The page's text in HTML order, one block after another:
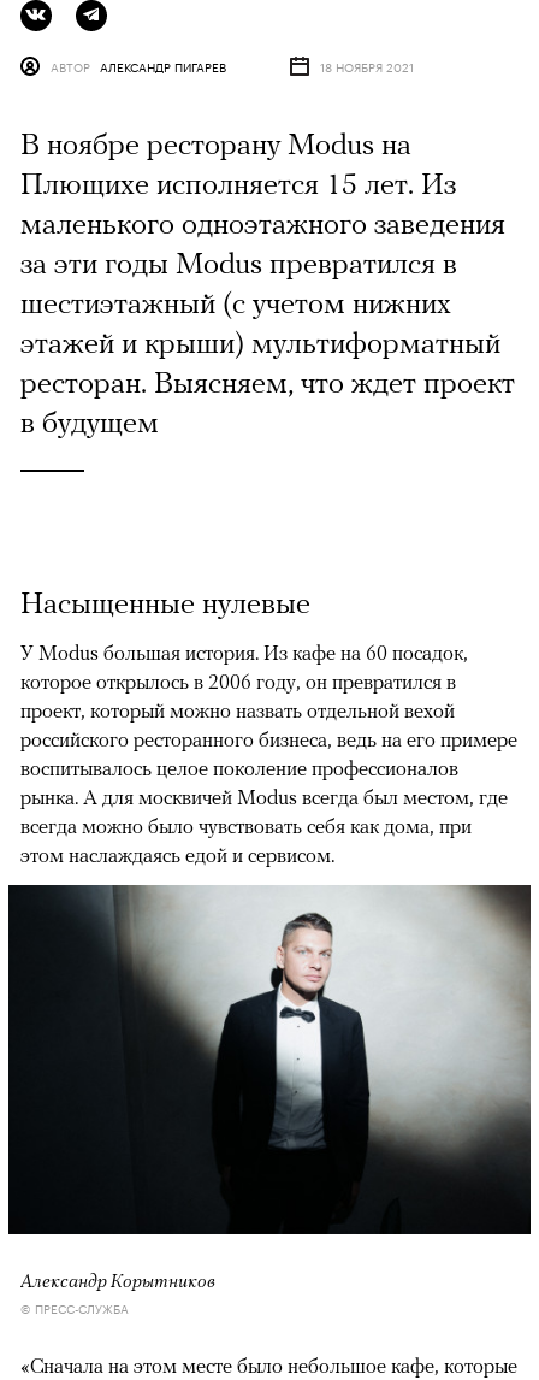
АВТОР АЛЕКСАНДР ПИГАРЕВ 18 НОЯБРЯ 2021
В ноябре ресторану Modus на
Плющихе исполняется 15 лет. Из
маленького одноэтажного заведения
за эти годы Modus превратился в
шестиэтажный (с учетом нижних
этажей и крыши) мультиформатный
ресторан. Выясняем, что ждет проект
в будущем
Насыщенные нулевые
У Modus большая история. Из кафе на 60 посадок,
которое открылось в 2006 году, он превратился в
проект, который можно назвать отдельной вехой
российского ресторанного бизнеса, ведь на его примере
воспитывалось целое поколение профессионалов
рынка. А для москвичей Modus всегда был местом, где
всегда можно было чувствовать себя как дома, при
этом наслаждаясь едой и сервисом.
Александр Корытников
© ПРЕСС-СЛУЖБА
«Сначала на этом месте было небольшое кафе, которые